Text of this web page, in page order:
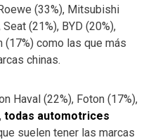
(33%), Mitsubishi
(21%), BYD (20%),
(17%) como las que más
chinas.
Haval (22%), Foton (17%),
todas automotrices
suelen tener las marcas